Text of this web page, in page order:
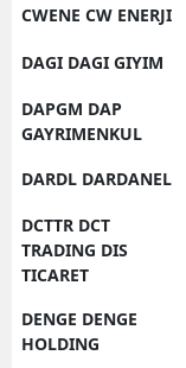
CWENE CW ENERJI
DAGI DAGI GIYIM
DAPGM DAP
GAYRIMENKUL
DARDL DARDANEL
DCTTR DCT
TRADING DIS
TICARET
DENGE DENGE
HOLDING